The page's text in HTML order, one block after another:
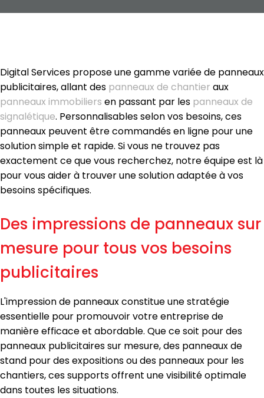
Digital Services propose une gamme variée de panneaux
publicitaires, allant des panneaux de chantier aux
panneaux immobiliers en passant par les panneaux de
signalétique. Personnalisables selon vos besoins, ces
panneaux peuvent être commandés en ligne pour une
solution simple et rapide. Si vous ne trouvez pas
exactement ce que vous recherchez, notre équipe est là
pour vous aider à trouver une solution adaptée à vos
besoins spécifiques.
Des impressions de panneaux sur
mesure pour tous vos besoins
publicitaires
L'impression de panneaux constitue une stratégie
essentielle pour promouvoir votre entreprise de
manière efficace et abordable. Que ce soit pour des
panneaux publicitaires sur mesure, des panneaux de
stand pour des expositions ou des panneaux pour les
chantiers, ces supports offrent une visibilité optimale
dans toutes les situations.